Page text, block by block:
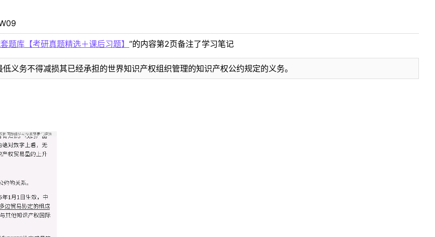
题库【考研真题精选＋课后习题】 ”的内容第2页备注了学习笔记
义务不得减损其已经承担的世界知识产权组织管理的知识产权公约规定的义务。